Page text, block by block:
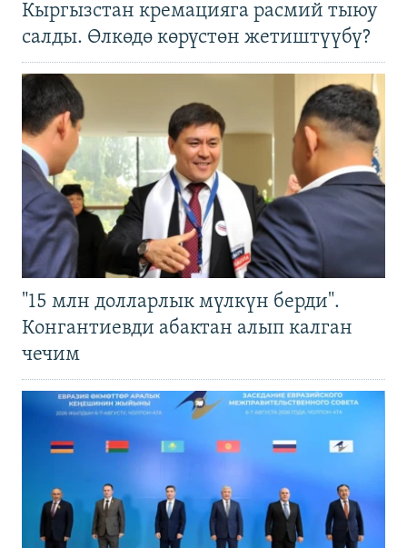
Кыргызстан кремацияга расмий тыюу
салды. Өлкөдө көрүстөн жетиштүүбү?
"15 млн долларлык мүлкүн берди".
Конгантиевди абактан алып калган
чечим